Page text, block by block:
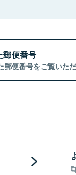
郵便番号
郵便番号をご覧いただ